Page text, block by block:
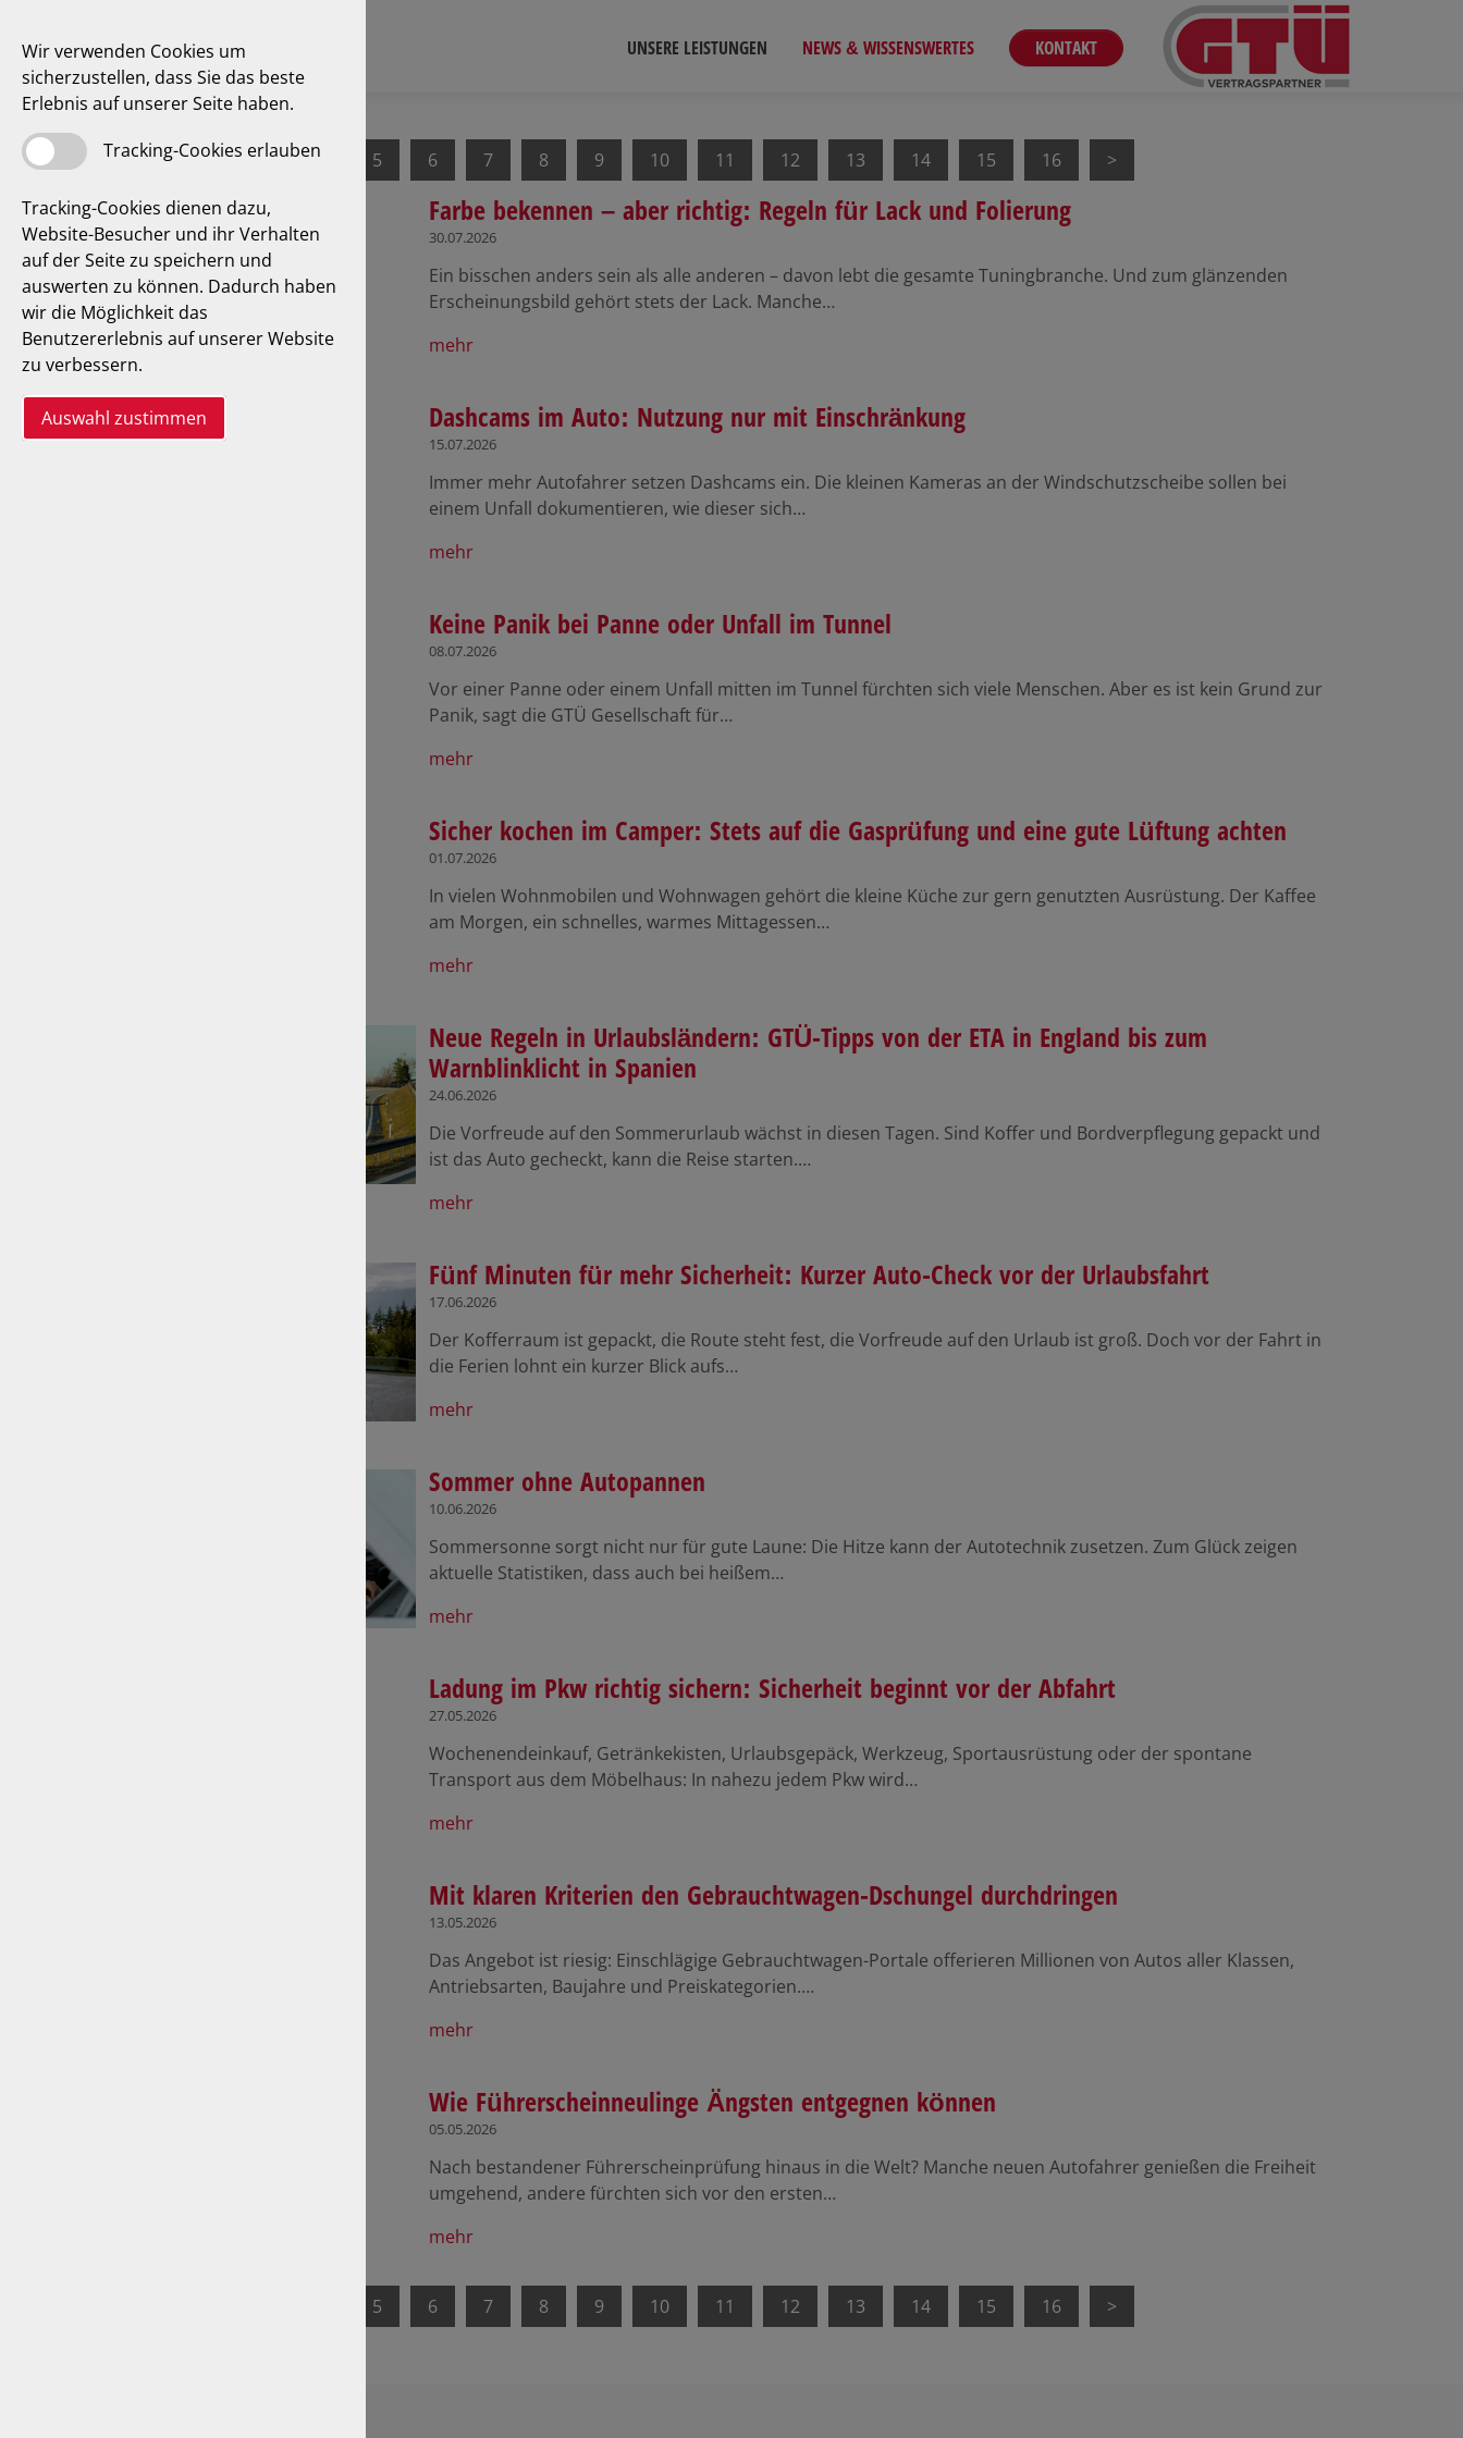
UNSERE LEISTUNGEN NEWS & WISSENSWERTES KONTAKT
1 2 3 4 5 6 7 8 9 10 11 12 13 14 15 16
Farbe bekennen – aber richtig: Regeln für Lack und Folierung
30.07.2026
Ein bisschen anders sein als alle anderen – davon lebt die gesamte Tuningbranche. Und zum glänzenden
Erscheinungsbild gehört stets der Lack. Manche…
mehr
Dashcams im Auto: Nutzung nur mit Einschränkung
15.07.2026
Immer mehr Autofahrer setzen Dashcams ein. Die kleinen Kameras an der Windschutzscheibe sollen bei
einem Unfall dokumentieren, wie dieser sich…
mehr
Keine Panik bei Panne oder Unfall im Tunnel
08.07.2026
Vor einer Panne oder einem Unfall mitten im Tunnel fürchten sich viele Menschen. Aber es ist kein Grund zur
Panik, sagt die GTÜ Gesellschaft für…
mehr
Sicher kochen im Camper: Stets auf die Gasprüfung und eine gute Lüftung achten
01.07.2026
In vielen Wohnmobilen und Wohnwagen gehört die kleine Küche zur gern genutzten Ausrüstung. Der Kaffee
am Morgen, ein schnelles, warmes Mittagessen…
mehr
Neue Regeln in Urlaubsländern: GTÜ-Tipps von der ETA in England bis zum
Warnblinklicht in Spanien
24.06.2026
Die Vorfreude auf den Sommerurlaub wächst in diesen Tagen. Sind Koffer und Bordverpflegung gepackt und
ist das Auto gecheckt, kann die Reise starten.…
mehr
Fünf Minuten für mehr Sicherheit: Kurzer Auto-Check vor der Urlaubsfahrt
17.06.2026
Der Kofferraum ist gepackt, die Route steht fest, die Vorfreude auf den Urlaub ist groß. Doch vor der Fahrt in
die Ferien lohnt ein kurzer Blick aufs…
mehr
Sommer ohne Autopannen
10.06.2026
Sommersonne sorgt nicht nur für gute Laune: Die Hitze kann der Autotechnik zusetzen. Zum Glück zeigen
aktuelle Statistiken, dass auch bei heißem…
mehr
Ladung im Pkw richtig sichern: Sicherheit beginnt vor der Abfahrt
27.05.2026
Wochenendeinkauf, Getränkekisten, Urlaubsgepäck, Werkzeug, Sportausrüstung oder der spontane
Transport aus dem Möbelhaus: In nahezu jedem Pkw wird…
mehr
Mit klaren Kriterien den Gebrauchtwagen-Dschungel durchdringen
13.05.2026
Das Angebot ist riesig: Einschlägige Gebrauchtwagen-Portale offerieren Millionen von Autos aller Klassen,
Antriebsarten, Baujahre und Preiskategorien.…
mehr
Wie Führerscheinneulinge Ängsten entgegnen können
05.05.2026
Nach bestandener Führerscheinprüfung hinaus in die Welt? Manche neuen Autofahrer genießen die Freiheit
umgehend, andere fürchten sich vor den ersten…
mehr
5 6 7 8 9 10 11 12 13 14 15 16
Wir verwenden Cookies um
sicherzustellen, dass Sie das beste
Erlebnis auf unserer Seite haben.
Tracking-Cookies erlauben
Tracking-Cookies dienen dazu,
Website-Besucher und ihr Verhalten
auf der Seite zu speichern und
auswerten zu können. Dadurch haben
wir die Möglichkeit das
Benutzererlebnis auf unserer Website
zu verbessern.
Auswahl zustimmen